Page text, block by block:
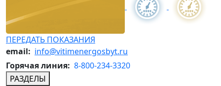
ПЕРЕДАТЬ ПОКАЗАНИЯ
email: info@vitimenergosbyt.ru
Горячая линия: 8-800-234-3320
РАЗДЕЛЫ